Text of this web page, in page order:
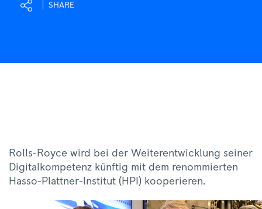
SHARE
Rolls-Royce wird bei der Weiterentwicklung seiner
Digitalkompetenz künftig mit dem renommierten
Hasso-Plattner-Institut (HPI) kooperieren.